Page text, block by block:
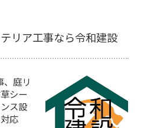
リア工事なら令和建設
、庭リ
シー
ス設
応